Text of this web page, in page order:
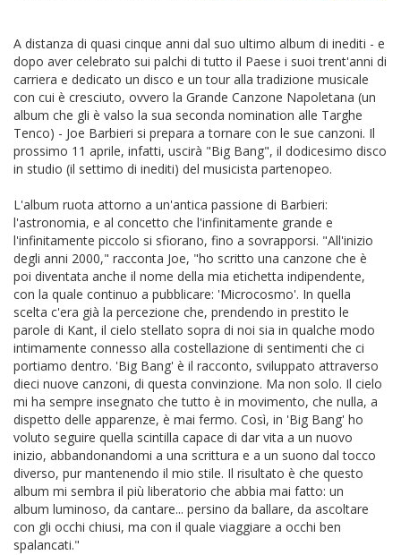
A distanza di quasi cinque anni dal suo ultimo album di inediti - e
dopo aver celebrato sui palchi di tutto il Paese i suoi trent'anni di
carriera e dedicato un disco e un tour alla tradizione musicale
con cui è cresciuto, ovvero la Grande Canzone Napoletana (un
album che gli è valso la sua seconda nomination alle Targhe
Tenco) - Joe Barbieri si prepara a tornare con le sue canzoni. Il
prossimo 11 aprile, infatti, uscirà "Big Bang", il dodicesimo disco
in studio (il settimo di inediti) del musicista partenopeo.
L'album ruota attorno a un'antica passione di Barbieri:
l'astronomia, e al concetto che l'infinitamente grande e
l'infinitamente piccolo si sfiorano, fino a sovrapporsi. "All'inizio
degli anni 2000," racconta Joe, "ho scritto una canzone che è
poi diventata anche il nome della mia etichetta indipendente,
con la quale continuo a pubblicare: 'Microcosmo'. In quella
scelta c'era già la percezione che, prendendo in prestito le
parole di Kant, il cielo stellato sopra di noi sia in qualche modo
intimamente connesso alla costellazione di sentimenti che ci
portiamo dentro. 'Big Bang' è il racconto, sviluppato attraverso
dieci nuove canzoni, di questa convinzione. Ma non solo. Il cielo
mi ha sempre insegnato che tutto è in movimento, che nulla, a
dispetto delle apparenze, è mai fermo. Così, in 'Big Bang' ho
voluto seguire quella scintilla capace di dar vita a un nuovo
inizio, abbandonandomi a una scrittura e a un suono dal tocco
diverso, pur mantenendo il mio stile. Il risultato è che questo
album mi sembra il più liberatorio che abbia mai fatto: un
album luminoso, da cantare... persino da ballare, da ascoltare
con gli occhi chiusi, ma con il quale viaggiare a occhi ben
spalancati."